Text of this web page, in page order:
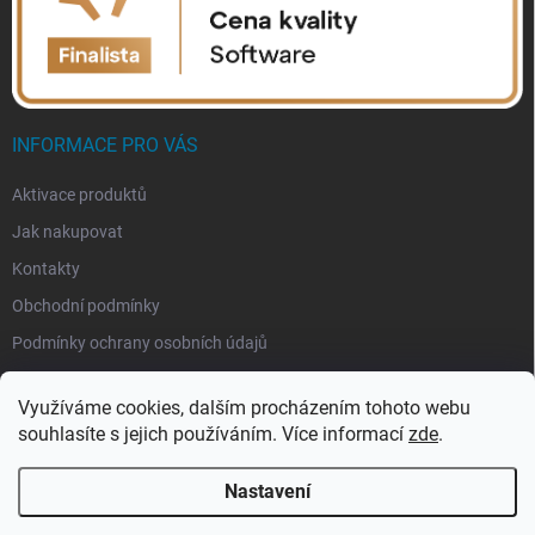
Využíváme cookies, dalším procházením tohoto webu
souhlasíte s jejich používáním. Více informací zde.
Nastavení
INFORMACE PRO VÁS
Aktivace produktů
Jak nakupovat
Kontakty
Obchodní podmínky
Podmínky ochrany osobních údajů